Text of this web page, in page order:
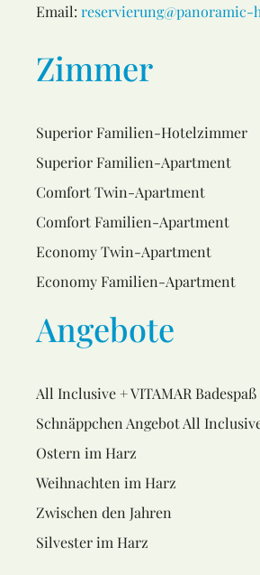
Email: reservierung@panoramic-
Zimmer
Superior Familien-Hotelzimmer
Superior Familien-Apartment
Comfort Twin-Apartment
Comfort Familien-Apartment
Economy Twin-Apartment
Economy Familien-Apartment
Angebote
All Inclusive + VITAMAR Badespaß
Schnäppchen Angebot All
Ostern im Harz
Weihnachten im Harz
Zwischen den Jahren
Silvester im Harz